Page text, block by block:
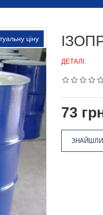
ціну
ДЕТАЛІ.
73